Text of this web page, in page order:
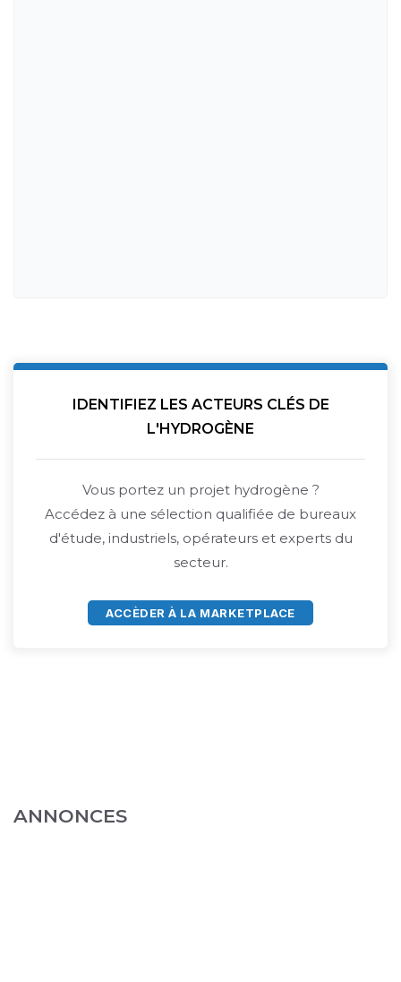
IDENTIFIEZ LES ACTEURS CLÉS DE
L'HYDROGÈNE
Vous portez un projet hydrogène ?
Accédez à une sélection qualifiée de bureaux
d'étude, industriels, opérateurs et experts du
secteur.
ACCÈDER À LA MARKETPLACE
ANNONCES